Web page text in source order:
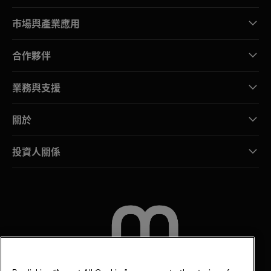
市場與產業應用
合作夥伴
業務與支援
關於
投資人關係